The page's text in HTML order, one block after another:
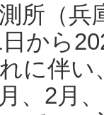
所（
から
に伴い
、2月